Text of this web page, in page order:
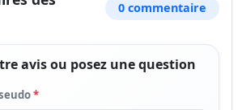
0 commentaire
avis ou posez une question
*